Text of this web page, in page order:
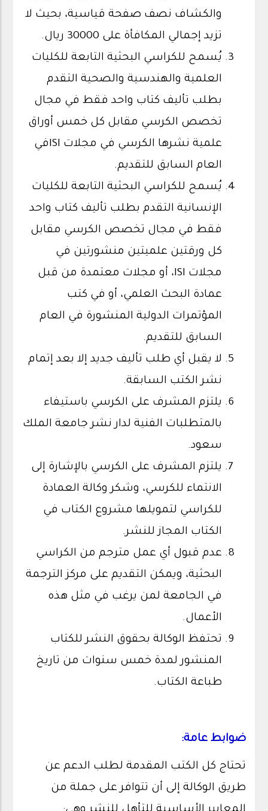
والكشاف نصف صفحة قياسية، بحيث لا
تزيد إجمالي المكافأة على 30000 ريال.
يُسمح للكراسي البحثية التابعة للكليات
العلمية والهندسية والصحية التقدم
بطلب تأليف كتاب واحد فقط في مجال
تخصص الكرسي مقابل كل خمس أوراق
علمية نشرها الكرسي في مجلات ISIفي
العام السابق للتقديم.
يُسمح للكراسي البحثية التابعة للكليات
الإنسانية التقدم بطلب تأليف كتاب واحد
فقط في مجال تخصص الكرسي مقابل
كل ورقتين علميتين منشورتين في
مجلات ISI، أو مجلات معتمدة من قبل
عمادة البحث العلمي، أو في كتب
المؤتمرات الدولية المنشورة في العام
السابق للتقديم.
لا يقبل أي طلب تأليف جديد إلا بعد إتمام
نشر الكتب السابقة.
يلتزم المشرف على الكرسي باستيفاء
بالمتطلبات الفنية لدار نشر جامعة الملك
سعود.
يلتزم المشرف على الكرسي بالإشارة إلى
الانتماء للكرسي، وشكر وكالة العمادة
للكراسي لتمويلها مشروع الكتاب في
الكتاب المجاز للنشر.
عدم قبول أي عمل مترجم من الكراسي
البحثية، ويمكن التقديم على مركز الترجمة
في الجامعة لمن يرغب في مثل هذه
الأعمال.
تحتفظ الوكالة بحقوق النشر للكتاب
المنشور لمدة خمس سنوات من تاريخ
طباعة الكتاب.
ضوابط عامة:
تحتاج كل الكتب المقدمة لطلب الدعم عن
طريق الوكالة إلى أن تتوافر على جملة من